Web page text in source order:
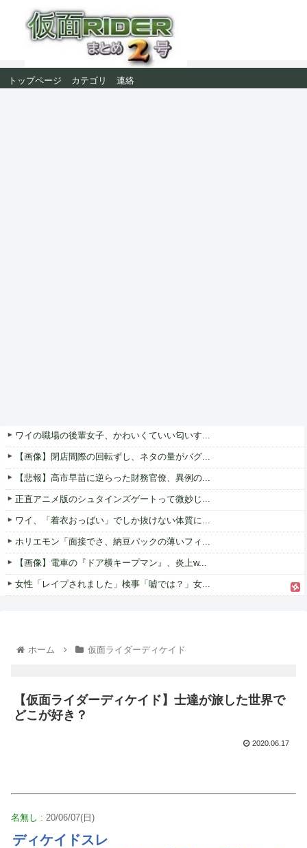
トップページ カテゴリ 連絡
ワイの職場の後輩女子、かわいくていい匂いす...
【画像】閉店間際の回転ずし、ネタの量がバグ...
【悲報】高市早苗に逆らった財務官僚、異例の...
正直アニメ版のシュタインズゲートって微妙じ...
ワイ、「着衣おっばい」でしか抜けない体質に...
ホリエモン「面接でさ、納豆パックの薄いフィ...
【画像】電車の『ドア横キープマン』、炎上w...
女性「レイプされました」検事「嘘では？」女...
ホーム 仮面ライダーディケイド
【仮面ライダーディケイド】士達が旅した世界で
どこが好き？
2020.06.17
名無し : 20/06/07(日)
ディケイドスレ